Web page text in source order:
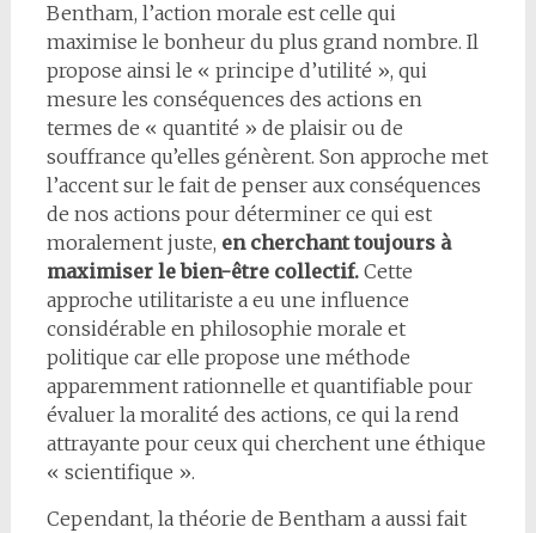
Bentham, l’action morale est celle qui
maximise le bonheur du plus grand nombre. Il
propose ainsi le « principe d’utilité », qui
mesure les conséquences des actions en
termes de « quantité » de plaisir ou de
souffrance qu’elles génèrent. Son approche met
l’accent sur le fait de penser aux conséquences
de nos actions pour déterminer ce qui est
moralement juste, en cherchant toujours à
maximiser le bien-être collectif.Cette
approche utilitariste a eu une influence
considérable en philosophie morale et
politique car elle propose une méthode
apparemment rationnelle et quantifiable pour
évaluer la moralité des actions, ce qui la rend
attrayante pour ceux qui cherchent une éthique
« scientifique ».
Cependant, la théorie de Bentham a aussi fait